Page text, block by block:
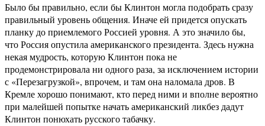
Было бы правильно, если бы Клинтон могла подобрать сразу
правильный уровень общения. Иначе ей придется опускать
планку до приемлемого Россией уровня. А это значило бы,
что Россия опустила американского президента. Здесь нужна
некая мудрость, которую Клинтон пока не
продемонстрировала ни одного раза, за исключением истории
с «Перезагрузкой», впрочем, и там она наломала дров. В
Кремле хорошо понимают, кто перед ними и вполне вероятно
при малейшей попытке начать американский ликбез дадут
Клинтон понюхать русского табачку.